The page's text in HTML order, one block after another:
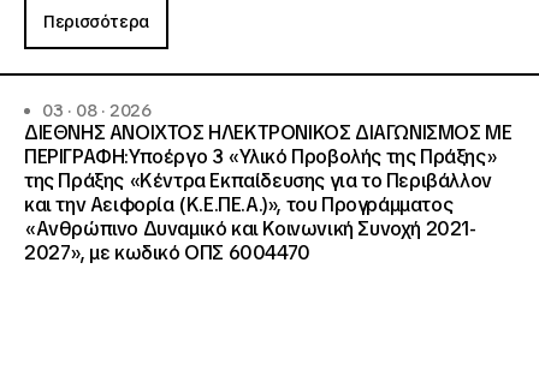
Περισσότερα
03 · 08 · 2026
ΔΙΕΘΝΗΣ ΑΝΟΙΧΤΟΣ ΗΛΕΚΤΡΟΝΙΚΟΣ ΔΙΑΓΩΝΙΣΜΟΣ ΜΕ
ΠΕΡΙΓΡΑΦΗ:Υποέργο 3 «Υλικό Προβολής της Πράξης»
της Πράξης «Κέντρα Εκπαίδευσης για το Περιβάλλον
και την Αειφορία (Κ.Ε.ΠΕ.Α.)», του Προγράμματος
«Ανθρώπινο Δυναμικό και Κοινωνική Συνοχή 2021-
2027», με κωδικό ΟΠΣ 6004470